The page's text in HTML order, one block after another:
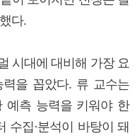
다.
시대에 대비해 가장 요
을 꼽았다. 류 교수는
예측 능력을 키워야 한
수집·분석이 바탕이 돼